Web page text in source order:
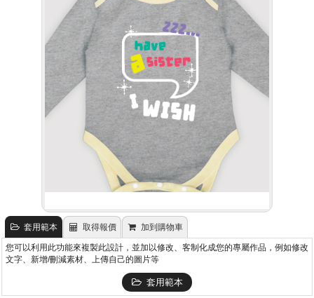
套用範本 取得報價 加到購物車
您可以利用此功能來複製此設計，並加以修改、客制化成您的專屬作品，例如修改
文字、新增/刪減素材、上傳自己的圖片等
套用範本